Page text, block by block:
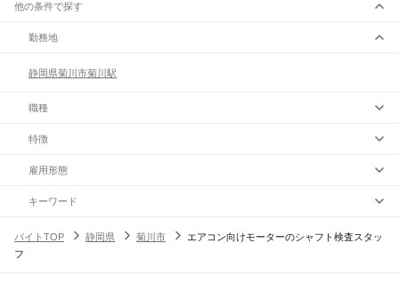
他の条件で探す
勤務地
静岡県菊川市菊川駅
職種
特徴
雇用形態
キーワード
バイトTOP 静岡県 菊川市
エアコン向けモーターのシャフト検査スタッ
フ